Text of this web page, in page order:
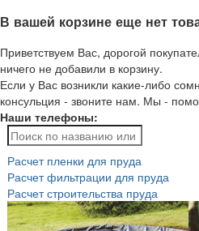
В вашей корзине еще нет
Приветствуем Вас, дорогой
ничего не добавили в корзину.
Если у Вас возникли какие-либо
консульция - звоните нам. Мы -
Наши телефоны:
Расчет пленки для пруда
Расчет фильтрации для пруда
Расчет строительства пруда